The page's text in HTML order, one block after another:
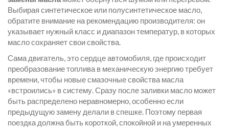
Выбирая синтетическое или полусинтетическое масло,
обратите внимание на рекомендацию производителя: он
указывает нужный класс и диапазон температур, в которых
масло сохраняет свои свойства.
Сама двигатель,это сердце автомобиля, где происходит
преобразование топлива в механическую энергиютребует
времени, чтобы новые смазочные свойства масла
«встроились» в систему. Сразу после заливки масло может
быть распределено неравномерно, особенно если
предыдущую замену делали в спешке. Поэтому первая
поездка должна быть короткой, спокойной и на умеренных